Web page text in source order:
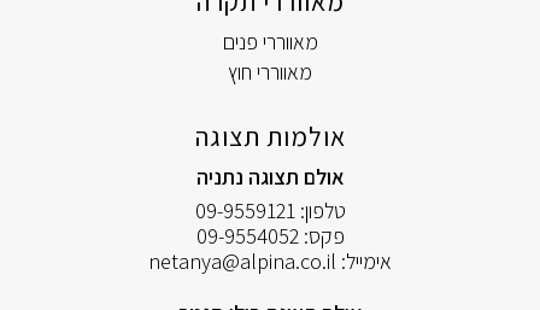
מאווררי פנים
מאווררי חוץ
אולמות תצוגה
אולם תצוגה נתניה
טלפון:09-9559121
פקס:09-9554052
אימייל: netanya@alpina.co.il